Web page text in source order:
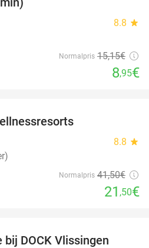
8.8 star
Normalpris 15,15€
8,95€
8.8 star
Normalpris 41,50€
21 ,50€
DOCK Vlissingen